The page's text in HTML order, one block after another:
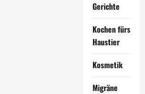
Gerichte
Kochen fürs
Haustier
Kosmetik
Migräne